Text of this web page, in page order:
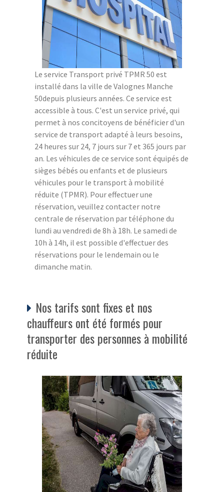
Le service Transport privé TPMR 50 est
installé dans la ville de Valognes Manche
50depuis plusieurs années. Ce service est
accessible à tous. C'est un service privé, qui
permet à nos concitoyens de bénéficier d'un
service de transport adapté à leurs besoins,
24 heures sur 24, 7 jours sur 7 et 365 jours par
an. Les véhicules de ce service sont équipés de
sièges bébés ou enfants et de plusieurs
véhicules pour le transport à mobilité
réduite (TPMR). Pour effectuer une
réservation, veuillez contacter notre
centrale de réservation par téléphone du
lundi au vendredi de 8h à 18h. Le samedi de
10h à 14h, il est possible d'effectuer des
réservations pour le lendemain ou le
dimanche matin.
Nos tarifs sont fixes et nos
chauffeurs ont été formés pour
transporter des personnes à mobilité
réduite